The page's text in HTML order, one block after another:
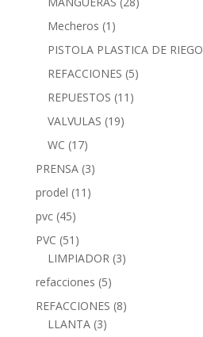
Mecheros (1)
PISTOLA PLASTICA DE RIEGO
REFACCIONES (5)
REPUESTOS (11)
VALVULAS (19)
WC (17)
PRENSA (3)
prodel (11)
pvc (45)
PVC (51)
LIMPIADOR (3)
refacciones (5)
REFACCIONES (8)
LLANTA (3)